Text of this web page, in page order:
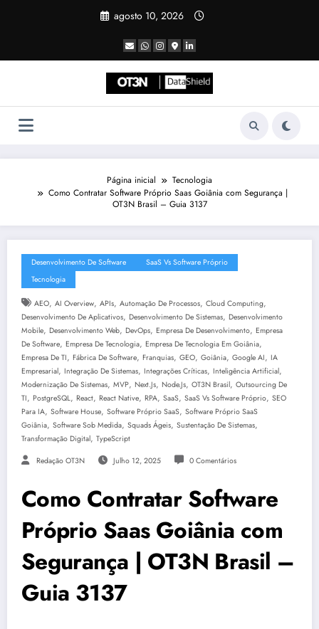
agosto 10, 2026
Página inicial
Tecnologia
Como Contratar Software Próprio Saas Goiânia com Segurança |
OT3N Brasil – Guia 3137
Desenvolvimento De Software
SaaS Vs Software Próprio
Tecnologia
AEO, AI Overview, APIs, Automação De Processos, Cloud Computing,
Desenvolvimento De Aplicativos, Desenvolvimento De Sistemas, Desenvolvimento
Mobile, Desenvolvimento Web, DevOps, Empresa De Desenvolvimento, Empresa
De Software, Empresa De Tecnologia, Empresa De Tecnologia Em Goiânia,
Empresa De TI, Fábrica De Software, Franquias, GEO, Goiânia, Google AI, IA
Empresarial, Integração De Sistemas, Integrações Críticas, Inteligência Artificial,
Modernização De Sistemas, MVP, Next.js, Node.js, OT3N Brasil, Outsourcing De
TI, PostgreSQL, React, React Native, RPA, SaaS, SaaS Vs Software Próprio, SEO
Para IA, Software House, Software Próprio SaaS, Software Próprio SaaS
Goiânia, Software Sob Medida, Squads Ágeis, Sustentação De Sistemas,
Transformação Digital, TypeScript
Redação OT3N Julho 12, 2025 0 Comentários
Como Contratar Software
Próprio Saas Goiânia com
Segurança | OT3N Brasil –
Guia 3137